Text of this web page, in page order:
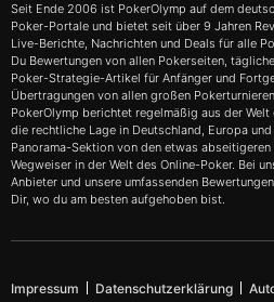
Seit Ende 2006 ist PokerOlymp auf dem
Poker-Portale und bietet seit über 9 Jahren
Live-Berichte, Nachrichten und Deals für alle
Du Bewertungen von allen Pokerseiten,
Poker-Strategie-Artikel für Anfänger und
Übertragungen von allen großen
PokerOlymp berichtet regelmäßig aus der
die rechtliche Lage in Deutschland, Europa
Panorama-Sektion von den etwas
Wegweiser in der Welt des Online-Poker. Bei
Anbieter und unsere umfassenden
Dir, wo du am besten aufgehoben bist.
Impressum Datenschutzerklärung